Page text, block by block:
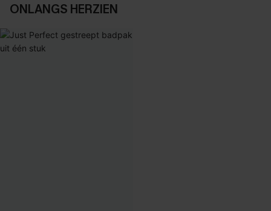
ONLANGS HERZIEN